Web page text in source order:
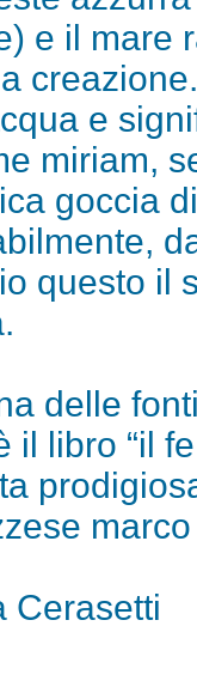
e il mare
e
miriam,
goccia
questo il
delle
il libro “il
Cerasetti